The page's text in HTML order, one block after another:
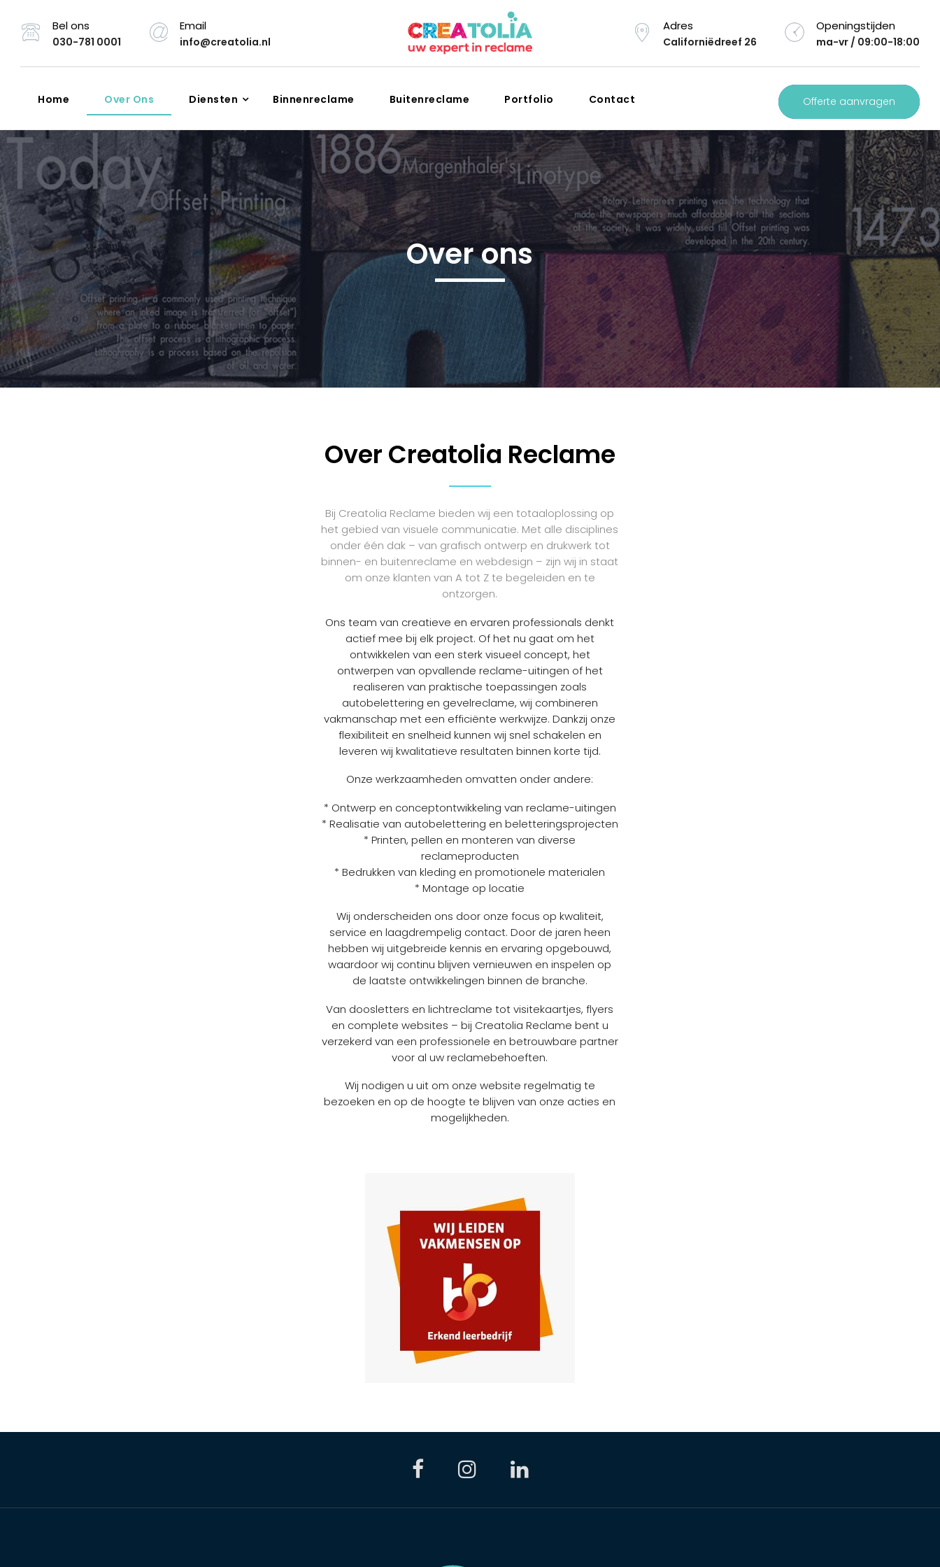
Bel ons
030-781 0001
Email
info@creatolia.nl
Adres
Californiëdreef 26
Openingstijden
ma-vr / 09:00-18:00
Home Over Ons Diensten Binnenreclame Buitenreclame Portfolio Contact Offerte aanvragen
Over ons
Over Creatolia Reclame
Bij Creatolia Reclame bieden wij een totaaloplossing op
het gebied van visuele communicatie. Met alle disciplines
onder één dak – van grafisch ontwerp en drukwerk tot
binnen- en buitenreclame en webdesign – zijn wij in staat
om onze klanten van A tot Z te begeleiden en te
ontzorgen.
Ons team van creatieve en ervaren professionals denkt
actief mee bij elk project. Of het nu gaat om het
ontwikkelen van een sterk visueel concept, het
ontwerpen van opvallende reclame-uitingen of het
realiseren van praktische toepassingen zoals
autobelettering en gevelreclame, wij combineren
vakmanschap met een efficiënte werkwijze. Dankzij onze
flexibiliteit en snelheid kunnen wij snel schakelen en
leveren wij kwalitatieve resultaten binnen korte tijd.
Onze werkzaamheden omvatten onder andere:
* Ontwerp en conceptontwikkeling van reclame-uitingen
* Realisatie van autobelettering en beletteringsprojecten
* Printen, pellen en monteren van diverse
reclameproducten
* Bedrukken van kleding en promotionele materialen
* Montage op locatie
Wij onderscheiden ons door onze focus op kwaliteit,
service en laagdrempelig contact. Door de jaren heen
hebben wij uitgebreide kennis en ervaring opgebouwd,
waardoor wij continu blijven vernieuwen en inspelen op
de laatste ontwikkelingen binnen de branche.
Van doosletters en lichtreclame tot visitekaartjes, flyers
en complete websites – bij Creatolia Reclame bent u
verzekerd van een professionele en betrouwbare partner
voor al uw reclamebehoeften.
Wij nodigen u uit om onze website regelmatig te
bezoeken en op de hoogte te blijven van onze acties en
mogelijkheden.